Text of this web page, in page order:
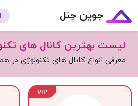
جوین چنل
لیست بهترین کانال های
معرفی انواع کانال های تکنولوژی در
VIP